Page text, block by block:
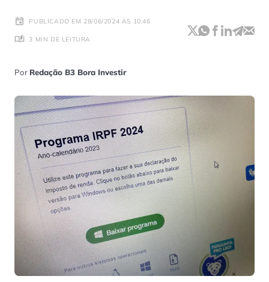
PUBLICADO EM 28/06/2024 ÀS 10:46
3 MIN DE LEITURA
Por Redação B3 Bora Investir